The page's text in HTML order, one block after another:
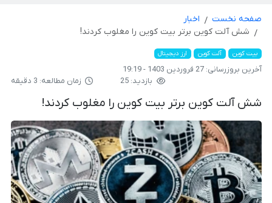
صفحه نخست
اخبار
شش آلت کوین برتر بیت کوین را مغلوب کردند!
بیت کوین آلت کوین ارز دیجیتال
آخرین بروزرسانی:27 فروردین 1403 - 19:19
بازدید: 25
زمان مطالعه: 3 دقیقه
شش آلت کوین برتر بیت کوین را مغلوب کردند!